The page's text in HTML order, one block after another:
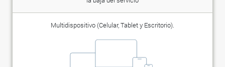
Multidispositivo (Celular, Tablet y Escritorio).